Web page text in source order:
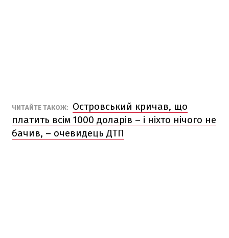
ЧИТАЙТЕ ТАКОЖ:
Островський кричав, що
платить всім 1000 доларів – і ніхто нічого не
бачив, – очевидець ДТП